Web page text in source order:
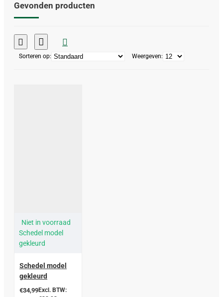
Gevonden producten
Sorteren op: Weergeven:
Niet in voorraad
Schedel model
gekleurd
Schedel model
gekleurd
€34,99Excl. BTW: